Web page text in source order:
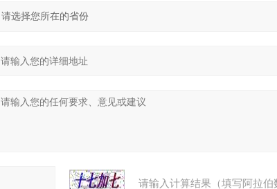
请输入计算结果（填写阿拉